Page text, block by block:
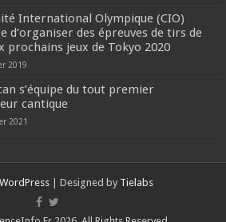
International Olympique (CIO)
d’organiser des épreuves de tirs de
prochains jeux de Tokyo 2020
2019
s’équipe du tout premier
cantique
2021
WordPress| Designed by Tielabs